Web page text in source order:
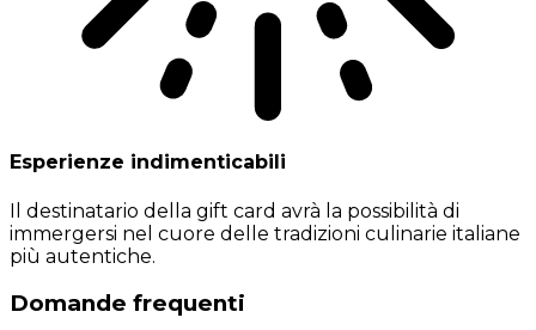
Esperienze indimenticabili
Il destinatario della gift card avrà la possibilità di
immergersi nel cuore delle tradizioni culinarie italiane
più autentiche.
Domande frequenti